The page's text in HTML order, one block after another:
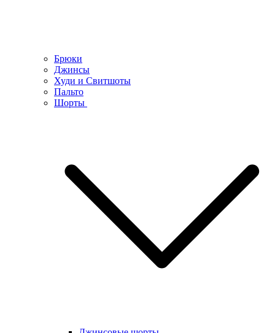
Брюки
Джинсы
Худи и Свитшоты
Пальто
Шорты